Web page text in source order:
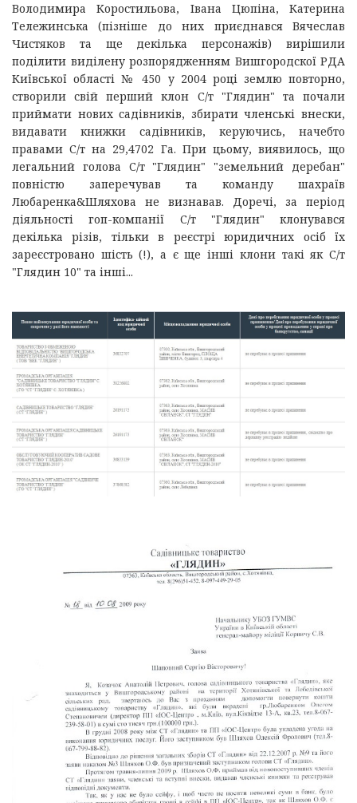
Володимира Коростильова, Івана Цюпіна, Катерина
Тележинська (пізніше до них приєднався Вячеслав
Чистяков та ще декілька персонажів) вирішили
поділити виділену розпорядженням Вишгородскої РДА
Київської області № 450 у 2004 році землю повторно,
створили свій перший клон С/т "Глядин" та почали
приймати нових садівників, збирати членські внески,
видавати книжки садівників, керуючись, начебто
правами С/т на 29,4702 Га. При цьому, виявилось, що
легальний голова С/т "Глядин" "земельний деребан"
повністю заперечував та команду шахраїв
Любаренка&Шляхова не визнавав. Доречі, за період
діяльності гоп-компанії С/т "Глядин" клонувався
декілька різів, тільки в реєстрі юридичних осіб їх
зареєстровано шість (!), а є ще інші клони такі як С/т
"Глядин 10" та інші...